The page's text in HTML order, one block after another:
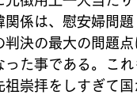
係は、慰安婦問題
判決の最大の問題
た事である。これ
崇拝をしすぎて国